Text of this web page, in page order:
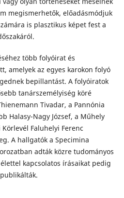
megismerhetők, előadásmódjuk
is plasztikus képet fest a
több folyóirat és
amelyek az egyes karokon folyó
bepillantást. A folyóiratok
tanárszemélyiség köré
Tivadar, a Pannónia
Halasy-Nagy József, a Műhely
Körlevél Faluhelyi Ferenc
A hallgatók a Specimina
adták közre tudományos
kapcsolatos írásaikat pedig